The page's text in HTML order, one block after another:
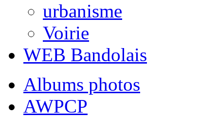
urbanisme
Voirie
WEB Bandolais
Albums photos
AWPCP